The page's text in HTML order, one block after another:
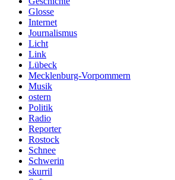
Glosse
Internet
Journalismus
Licht
Link
Lübeck
Mecklenburg-Vorpommern
Musik
ostern
Politik
Radio
Reporter
Rostock
Schnee
Schwerin
skurril